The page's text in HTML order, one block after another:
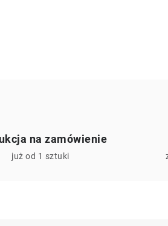
na zamówienie
już od 1 sztuki